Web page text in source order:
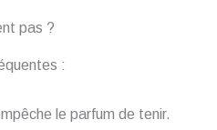
pas ?
:
le parfum de tenir.